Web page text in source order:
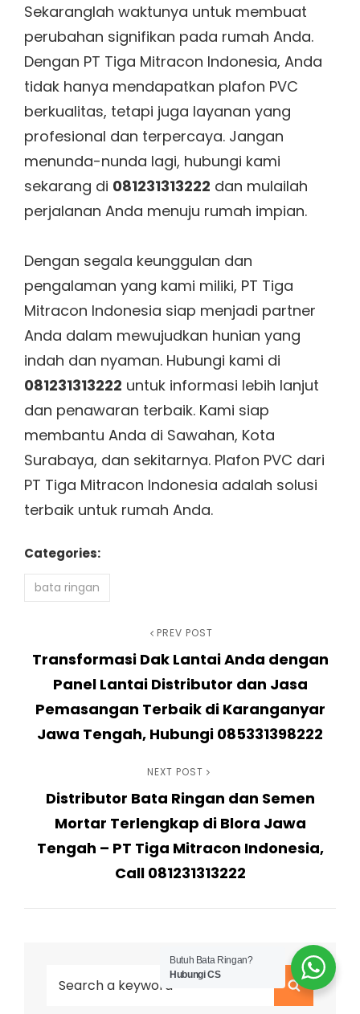
Sekaranglah waktunya untuk membuat
perubahan signifikan pada rumah Anda.
Dengan PT Tiga Mitracon Indonesia, Anda
tidak hanya mendapatkan plafon PVC
berkualitas, tetapi juga layanan yang
profesional dan terpercaya. Jangan
menunda-nunda lagi, hubungi kami
sekarang di 081231313222 dan mulailah
perjalanan Anda menuju rumah impian.
Dengan segala keunggulan dan
pengalaman yang kami miliki, PT Tiga
Mitracon Indonesia siap menjadi partner
Anda dalam mewujudkan hunian yang
indah dan nyaman. Hubungi kami di
081231313222 untuk informasi lebih lanjut
dan penawaran terbaik. Kami siap
membantu Anda di Sawahan, Kota
Surabaya, dan sekitarnya. Plafon PVC dari
PT Tiga Mitracon Indonesia adalah solusi
terbaik untuk rumah Anda.
Categories:
bata ringan
pos
Post
PREV POST
Transformasi Dak Lantai Anda dengan
Panel Lantai Distributor dan Jasa
Pemasangan Terbaik di Karanganyar
Jawa Tengah, Hubungi 085331398222
Post
NEXT POST
Distributor Bata Ringan dan Semen
Mortar Terlengkap di Blora Jawa
Tengah – PT Tiga Mitracon Indonesia,
Call 081231313222
Search
Butuh Bata Ringan?
Hubungi CS